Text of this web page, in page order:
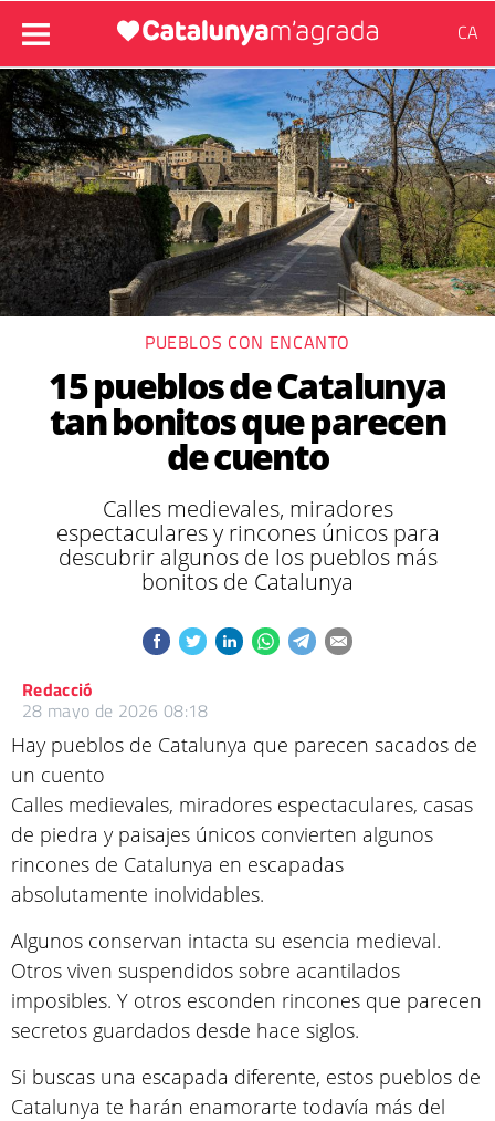
CA
PUEBLOS CON ENCANTO
15 pueblos de Catalunya
tan bonitos que parecen
de cuento
Calles medievales, miradores
espectaculares y rincones únicos para
descubrir algunos de los pueblos más
bonitos de Catalunya
Redacció
28 mayo de 2026 08:18
Hay pueblos de Catalunya que parecen sacados de
un cuento
Calles medievales, miradores espectaculares, casas
de piedra y paisajes únicos convierten algunos
rincones de Catalunya en escapadas
absolutamente inolvidables.
Algunos conservan intacta su esencia medieval.
Otros viven suspendidos sobre acantilados
imposibles. Y otros esconden rincones que parecen
secretos guardados desde hace siglos.
Si buscas una escapada diferente, estos pueblos de
Catalunya te harán enamorarte todavía más del